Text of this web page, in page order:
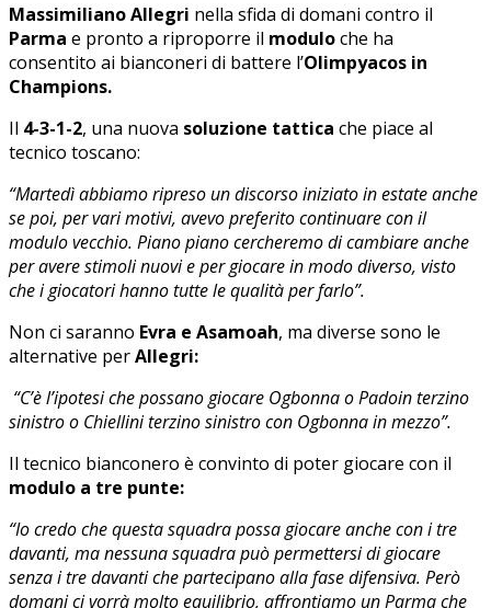
Massimiliano Allegri nella sfida di domani contro il
Parma e pronto a riproporre il moduloche ha
consentito ai bianconeri di battere l’Olimpyacos in
Champions.
Il 4-3-1-2, una nuova soluzione tattica che piace al
tecnico toscano:
“Martedì abbiamo ripreso un discorso iniziato in estate anche
se poi, per vari motivi, avevo preferito continuare con il
modulo vecchio. Piano piano cercheremo di cambiare anche
per avere stimoli nuovi e per giocare in modo diverso, visto
che i giocatori hanno tutte le qualità per farlo”.
Non ci saranno Evra e Asamoah, ma diverse sono le
alternative perAllegri:
“C’è l’ipotesi che possano giocare Ogbonna o Padoin terzino
sinistro o Chiellini terzino sinistro con Ogbonna in mezzo”.
Il tecnico bianconero è convinto di poter giocare con il
modulo a tre punte:
“Io credo che questa squadra possa giocare anche con i tre
davanti, ma nessuna squadra può permettersi di giocare
senza i tre davanti che partecipano alla fase difensiva. Però
domani ci vorrà molto equilibrio, affrontiamo un Parma che